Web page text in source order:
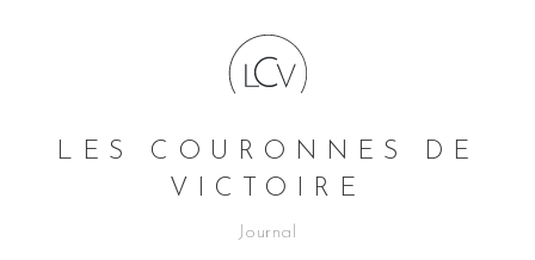
LES COURONNES DE
VICTOIRE
Journal